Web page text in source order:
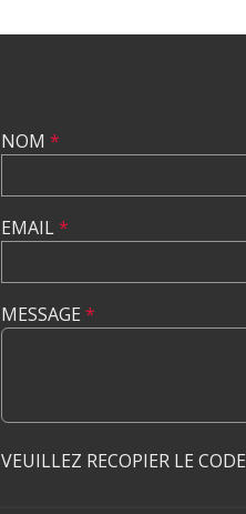
NOM *
EMAIL*
MESSAGE *
VEUILLEZ RECOPIER LE CODE